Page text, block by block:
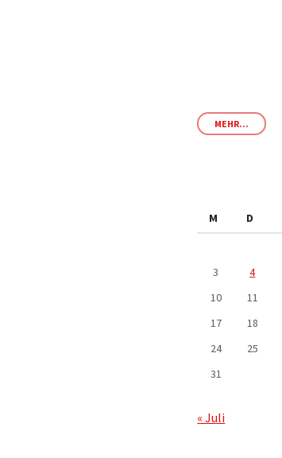
MEHR...
M
D
3
4
10
11
17
18
24
25
31
« Juli